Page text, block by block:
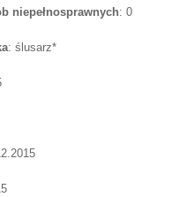
niepełnosprawnych: 0
: ślusarz*